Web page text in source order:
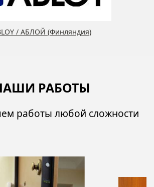
/ АБЛОЙ (Финляндия)
РАБОТЫ
работы любой сложности